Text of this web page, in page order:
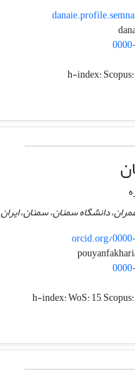
h-index:
دانشگاه سمنان، سمنان، ایران
orcid.org/
h-index:WoS: 15,